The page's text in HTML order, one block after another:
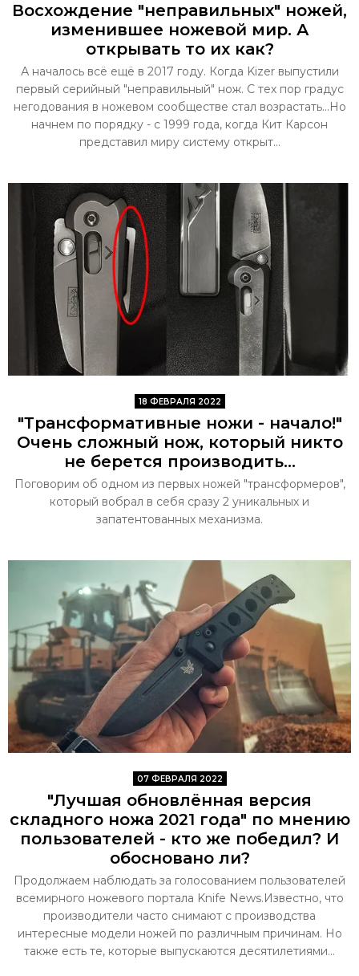
Восхождение "неправильных" ножей,
изменившее ножевой мир. А
открывать то их как?
А началось всё ещё в 2017 году. Когда Kizer выпустили
первый серийный "неправильный" нож. С тех пор градус
негодования в ножевом сообществе стал возрастать...Но
начнем по порядку - с 1999 года, когда Кит Карсон
представил миру систему открыт...
18 ФЕВРАЛЯ 2022
"Трансформативные ножи - начало!"
Очень сложный нож, который никто
не берется производить...
Поговорим об одном из первых ножей "трансформеров",
который вобрал в себя сразу 2 уникальных и
запатентованных механизма.
07 ФЕВРАЛЯ 2022
"Лучшая обновлённая версия
складного ножа 2021 года" по мнению
пользователей - кто же победил? И
обосновано ли?
Продолжаем наблюдать за голосованием пользователей
всемирного ножевого портала Knife News.Известно, что
производители часто снимают с производства
интересные модели ножей по различным причинам. Но
также есть те, которые выпускаются десятилетиями...